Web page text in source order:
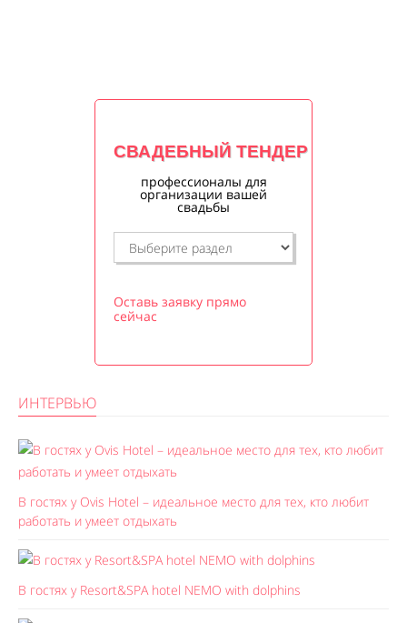
СВАДЕБНЫЙ ТЕНДЕР
профессионалы для
организации вашей
свадьбы
Оставь заявку прямо
сейчас
ИНТЕРВЬЮ
В гостях у Ovis Hotel – идеальное место для тех, кто любит
работать и умеет отдыхать
В гостях у Resort&SPA hotel NEMO with dolphins